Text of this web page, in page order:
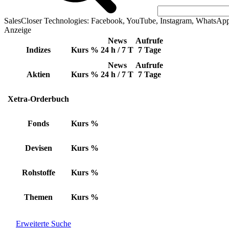
SalesCloser Technologies: Facebook, YouTube, Instagram,
Anzeige
Indizes Kurs %
News
24 h / 7 T
Aufrufe
7 Tage
Aktien Kurs %
News
24 h / 7 T
Aufrufe
7 Tage
Xetra-Orderbuch
Fonds Kurs %
Devisen Kurs %
Rohstoffe Kurs %
Themen Kurs %
Erweiterte Suche